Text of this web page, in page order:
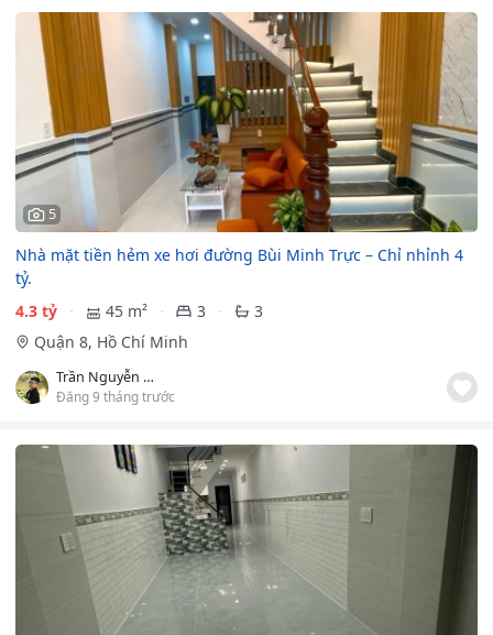
5
Nhà mặt tiền hẻm xe hơi đường Bùi Minh Trực – Chỉ nhỉnh 4
tỷ.
4.3 tỷ
45 m² 3
3
Quận 8, Hồ Chí Minh
Trần Nguyễn Thanh Hoà
Đăng 9 tháng trước